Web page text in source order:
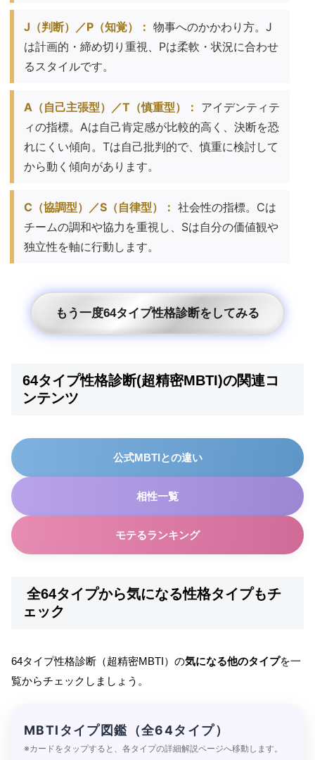
J（判断）／P（知覚）： 物事へのかかわり方。J
は計画的・締め切り重視、Pは柔軟・状況に合わせ
るスタイルです。
A（自己主張型）／T（慎重型）： アイデンティテ
ィの指標。Aは自己肯定感が比較的高く、決断を恐
れにくい傾向。Tは自己批判的で、慎重に検討して
から動く傾向があります。
C（協調型）／S（自律型）： 社会性の指標。Cは
チームの調和や協力を重視し、Sは自分の価値観や
独立性を軸に行動します。
もう一度64タイプ性格診断をしてみる
64タイプ性格診断(超精密MBTI)の関連コ
ンテンツ
公式MBTIとの違い
相性一覧
モテるランキング
全64タイプから気になる性格タイプもチ
ェック
64タイプ性格診断（超精密MBTI）の気になる他のタイプを一
覧からチェックしましょう。
MBTIタイプ図鑑（全64タイプ）
※カードをタップすると、各タイプの詳細解説ページへ移動します。